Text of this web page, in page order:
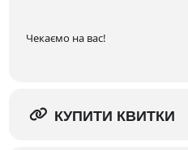
Чекаємо на вас!
КУПИТИ КВИТКИ